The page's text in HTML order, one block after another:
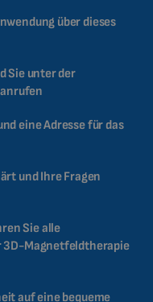
über dieses
Sie unter der
eine Adresse für das
und Ihre Fragen
Sie alle
3D-Magnetfeldtherapie
auf eine bequeme